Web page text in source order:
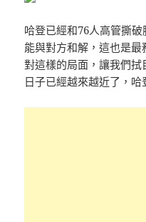
哈登已經和76人高管撕
能與對方和解，這也是
對這樣的局面，讓我們
日子已經越來越近了，哈